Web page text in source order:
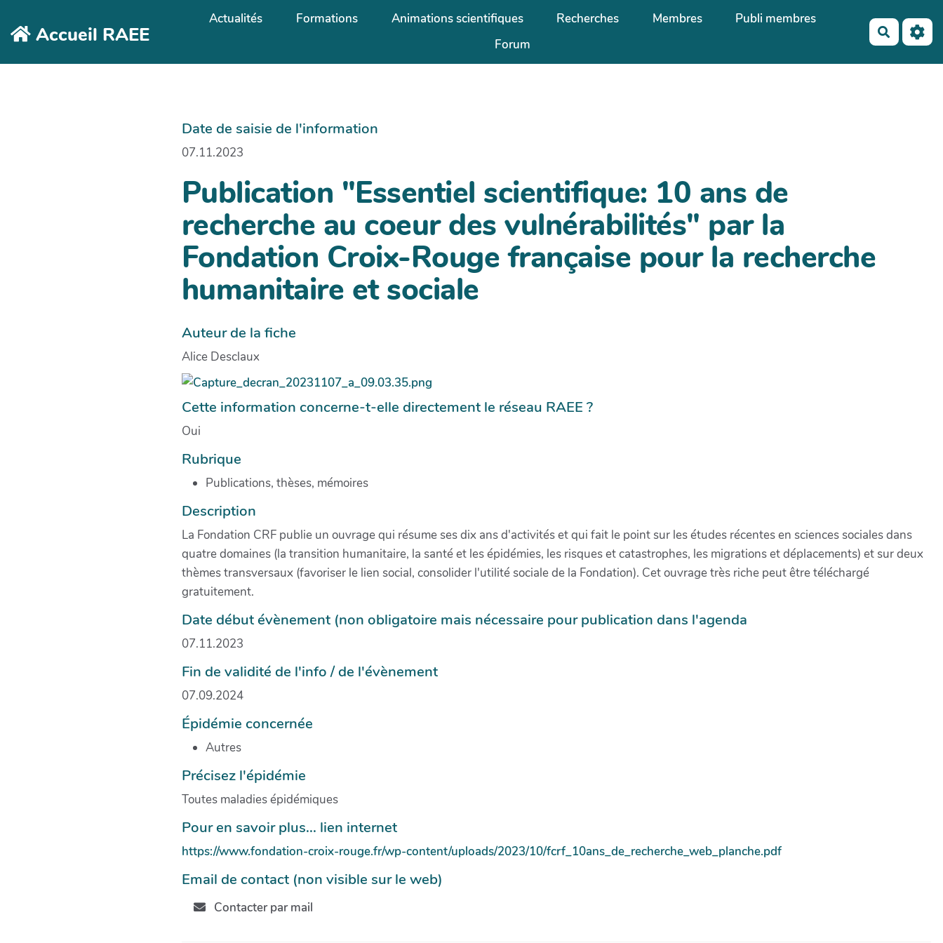
Accueil RAEE
Actualités Formations Animations scientifiques Recherches Membres
Publi membres
Forum
Date de saisie de l'information
07.11.2023
Publication "Essentiel scientifique: 10 ans de
recherche au coeur des vulnérabilités" par la
Fondation Croix-Rouge française pour la recherche
humanitaire et sociale
Auteur de la fiche
Alice Desclaux
Cette information concerne-t-elle directement le réseau RAEE ?
Oui
Rubrique
Publications, thèses, mémoires
Description
La Fondation CRF publie un ouvrage qui résume ses dix ans d'activités et qui fait le point sur les études récentes en sciences sociales dans
quatre domaines (la transition humanitaire, la santé et les épidémies, les risques et catastrophes, les migrations et déplacements) et sur deux
thèmes transversaux (favoriser le lien social, consolider l'utilité sociale de la Fondation). Cet ouvrage très riche peut être téléchargé
gratuitement.
Date début évènement (non obligatoire mais nécessaire pour publication dans l'agenda
07.11.2023
Fin de validité de l'info / de l'évènement
07.09.2024
Épidémie concernée
Autres
Précisez l'épidémie
Toutes maladies épidémiques
Pour en savoir plus... lien internet
https://www.fondation-croix-rouge.fr/wp-content/uploads/2023/10/fcrf_10ans_de_recherche_web_planche.pdf
Email de contact (non visible sur le web)
Contacter par mail